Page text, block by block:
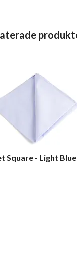
Square - Light Blue